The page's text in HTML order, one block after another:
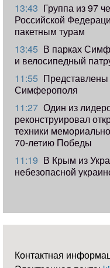
13:43 Группа из 97
Российской
пакетным турам
13:45 В парках
и велосипедный
11:55 Представлены
Симферополя
11:27 Один из
реконструировал
техники
70-летию Победы
11:19 ​В Крым из
небезопасной
Контактная